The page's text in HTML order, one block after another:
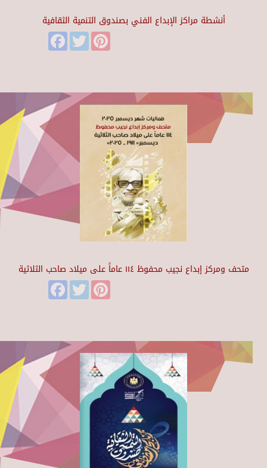
أنشطة مراكز الإبداع الفني بصندوق التنمية الثقافية
FacebookTwitter
متحف ومركز إبداع نجيب محفوظ ١١٤ عاماً على ميلاد صاحب الثلاثية
FacebookTwitter